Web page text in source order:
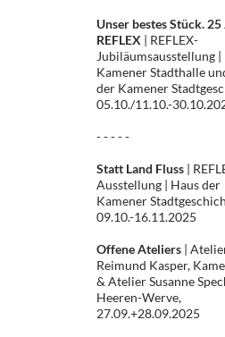
Unser bestes Stück. 25
REFLEX | REFLEX-
Jubiläumsausstellung |
Kamener Stadthalle
der Kamener
05.10./11.10.-
- - - - -
Statt Land Fluss |
Ausstellung | Haus der
Kamener
09.10.-16.11.2025
Offene Ateliers |
Reimund Kasper,
& Atelier Susanne
Heeren-Werve,
27.09.+28.09.2025